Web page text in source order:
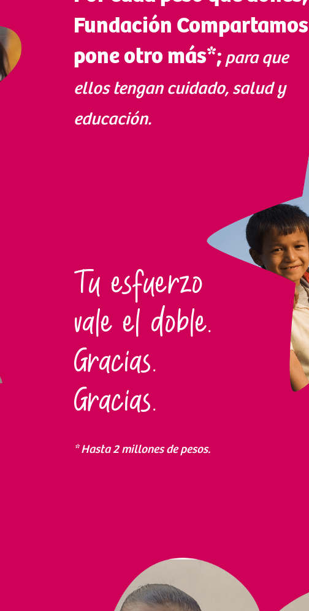
Fundación Compartamos
pone otro más*;para que
ellos tengan cuidado, salud y
educación.
Tu esfuerzo
vale el doble.
Gracias.
Gracias.
* Hasta 2 millones de pesos.